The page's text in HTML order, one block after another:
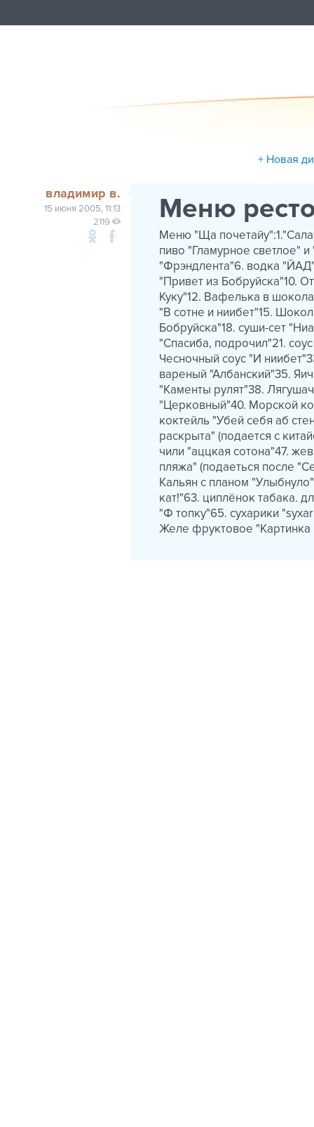
+ Новая
владимир в.
15 июня 2005, 11:13
2119
Меню
Меню "Ща
пиво "Гламурное светлое"
"Фрэндлента"6. водка
"Привет из Бобруйска"10.
Куку"12. Вафелька в
"В сотне и ниибет"15.
Бобруйска"18. суши-сет
"Спасиба, подрочил"21.
Чесночный соус "И
вареный "Албанский"35.
"Каменты рулят"38.
"Церковный"40. Морской
коктейль "Убей себя аб
раскрыта" (подается с
чили "аццкая сотона"47.
пляжа" (подаеться после
Кальян с планом
кат!"63. циплёнок табака.
"Ф топку"65. сухарики
Желе фруктовое "Картинка